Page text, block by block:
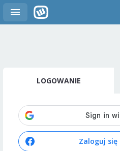
LOGOWANIE
Zaloguj się